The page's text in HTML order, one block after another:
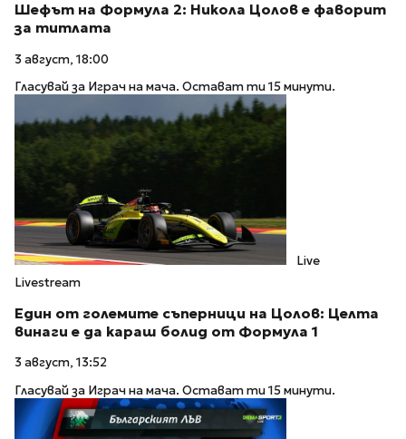
Шефът на Формула 2: Никола Цолов е фаворит
за титлата
3 август, 18:00
Гласувай за Играч на мача. Остават ти 15 минути.
Live
Livestream
Един от големите съперници на Цолов: Целта
винаги е да караш болид от Формула 1
3 август, 13:52
Гласувай за Играч на мача. Остават ти 15 минути.